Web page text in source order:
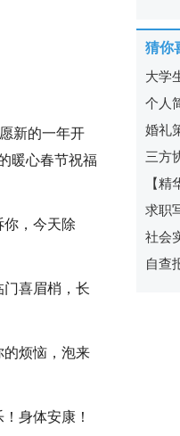
新的一年开
暖心春节祝福
，今天除
喜眉梢，长
的烦恼，泡来
身体安康！
猜你
大学
个人
婚礼
三方
【
祝福
求职
社会
自查